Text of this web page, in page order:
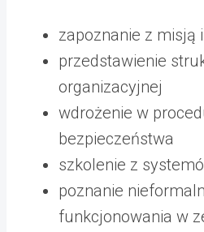
zapoznanie z misją
przedstawienie
organizacyjnej
wdrożenie w
bezpieczeństwa
szkolenie z
poznanie
funkcjonowania w